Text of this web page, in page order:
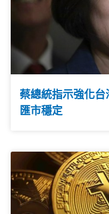
蔡總統指示強化
匯市穩定